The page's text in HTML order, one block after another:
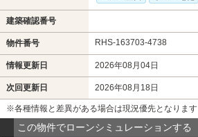
建築確認番号
物件番号 RHS-163703-4738
情報更新日 2026年08月04日
次回更新日 2026年08月18日
※各種情報と差異がある場合は現況優先となります
この物件でローンシミュレーションする